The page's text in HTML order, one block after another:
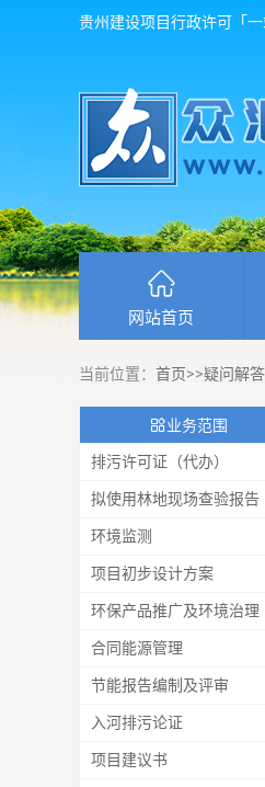
贵州建设项目行政许可「
网站首页
当前位置： 首页>>疑问解答
业务范围
排污许可证（代办）
拟使用林地现场查验报告
环境监测
项目初步设计方案
环保产品推广及环境治理
合同能源管理
节能报告编制及评审
入河排污论证
项目建议书